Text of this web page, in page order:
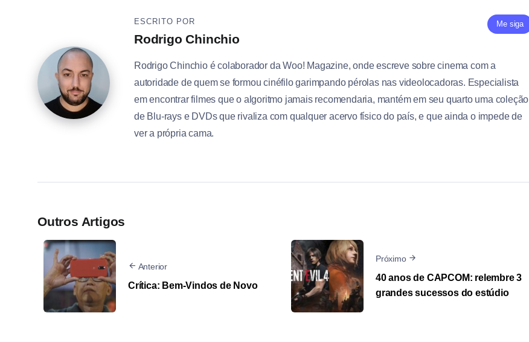
Me siga
ESCRITO POR
Rodrigo Chinchio
Rodrigo Chinchio é colaborador da Woo! Magazine, onde escreve sobre cinema com a
autoridade de quem se formou cinéfilo garimpando pérolas nas videolocadoras. Especialista
em encontrar filmes que o algoritmo jamais recomendaria, mantém em seu quarto uma coleção
de Blu-rays e DVDs que rivaliza com qualquer acervo físico do país, e que ainda o impede de
ver a própria cama.
Outros Artigos
Anterior
Crítica: Bem-Vindos de Novo
Próximo
40 anos de CAPCOM: relembre 3
grandes sucessos do estúdio